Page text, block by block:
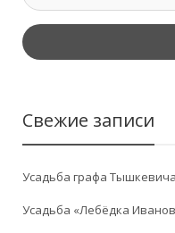
Свежие записи
Усадьба графа Тышкевича
Усадьба «Лебёдка